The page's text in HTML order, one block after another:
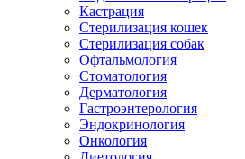
Кастрация
Стерилизация кошек
Стерилизация собак
Офтальмология
Стоматология
Дерматология
Гастроэнтерология
Эндокринология
Онкология